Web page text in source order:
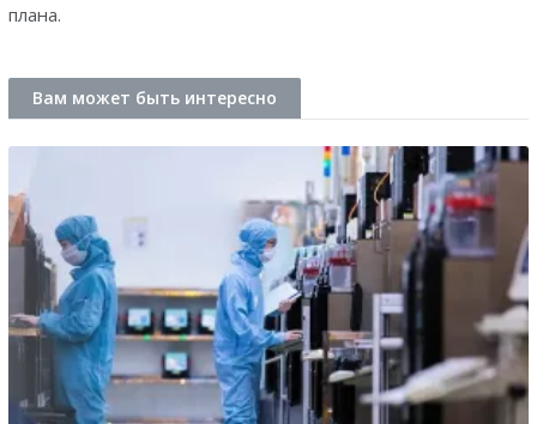
плана.
Вам может быть интересно